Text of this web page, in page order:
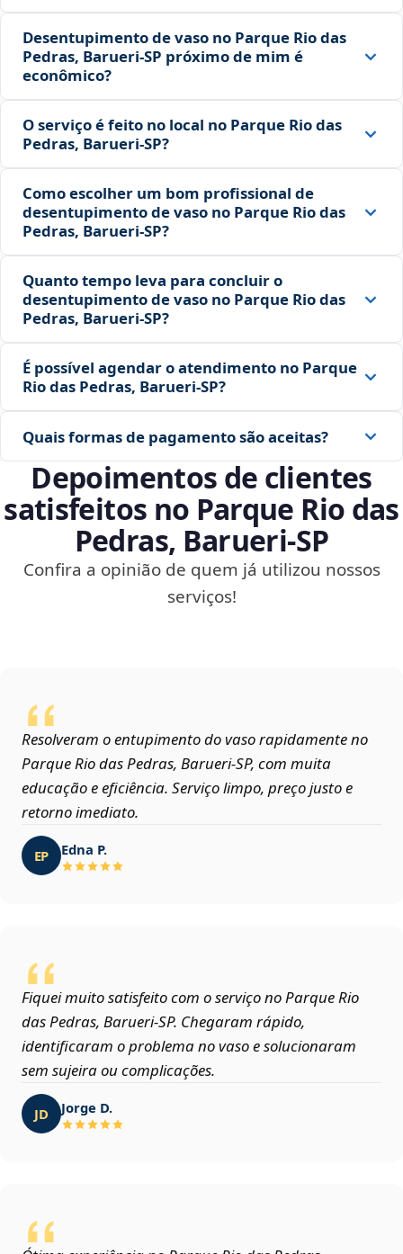
Desentupimento de vaso no Parque Rio das
Pedras, Barueri‑SP próximo de mim é
econômico?
O serviço é feito no local no Parque Rio das
Pedras, Barueri‑SP?
Como escolher um bom profissional de
desentupimento de vaso no Parque Rio das
Pedras, Barueri‑SP?
Quanto tempo leva para concluir o
desentupimento de vaso no Parque Rio das
Pedras, Barueri‑SP?
É possível agendar o atendimento no Parque
Rio das Pedras, Barueri‑SP?
Quais formas de pagamento são aceitas?
Depoimentos de clientes
satisfeitos no Parque Rio das
Pedras, Barueri‑SP
Confira a opinião de quem já utilizou nossos
serviços!
Resolveram o entupimento do vaso rapidamente no
Parque Rio das Pedras, Barueri‑SP, com muita
educação e eficiência. Serviço limpo, preço justo e
retorno imediato.
EP Edna P.
Fiquei muito satisfeito com o serviço no Parque Rio
das Pedras, Barueri‑SP. Chegaram rápido,
identificaram o problema no vaso e solucionaram
sem sujeira ou complicações.
JD Jorge D.